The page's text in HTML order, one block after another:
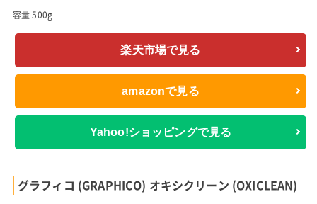
容量 500g
楽天市場で見る
amazonで見る
Yahoo!ショッピングで見る
グラフィコ (GRAPHICO) オキシクリーン (OXICLEAN)